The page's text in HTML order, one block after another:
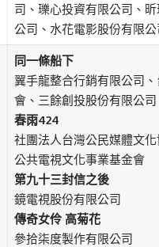
司、瓅心投資有限公司、
公司、水花電影股份有限公
同一條船下
翼手龍整合行銷有限公司
會、三餘創投股份有限公司
春雨424
社團法人台灣公民媒體文
公共電視文化事業基金會
第九十三封信之後
鏡電視股份有限公司
傳奇女伶 高菊花
參拾柒度製作有限公司